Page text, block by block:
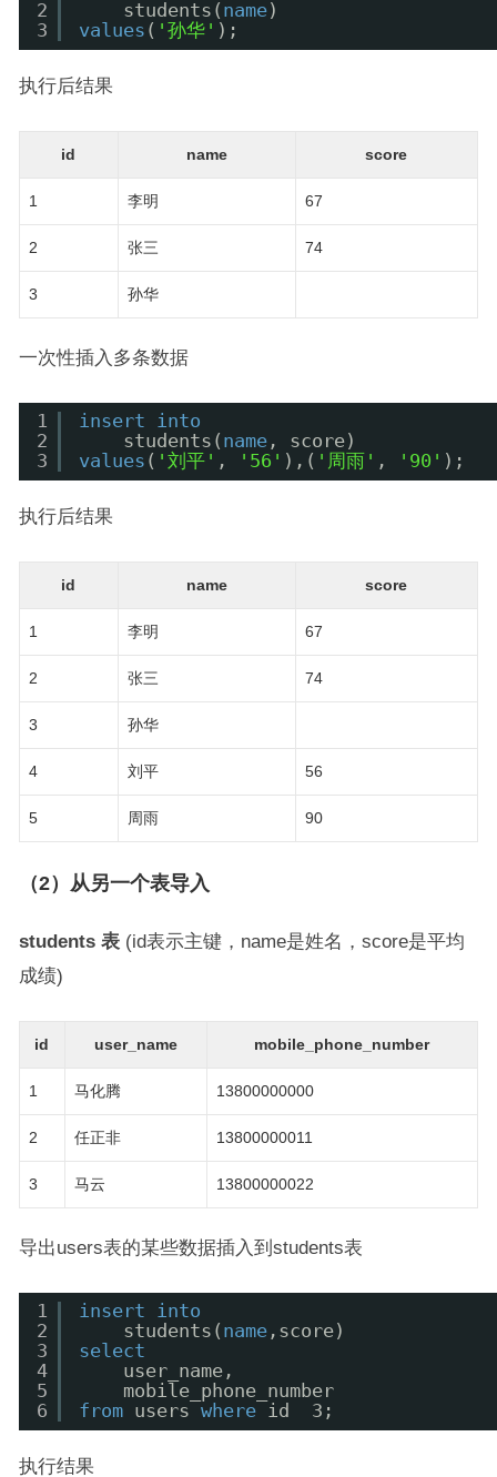
2
3
students( name)
values ( '孙华' );
执行后结果
id name score
1 李明 67
2 张三 74
3 孙华
一次性插入多条数据
1
2
3
insert
into
students( name , score)
values ( '刘平' , '56' ),( '周雨' , '90' );
执行后结果
id name score
1 李明 67
2 张三 74
3 孙华
4 刘平 56
5 周雨 90
（2）从另一个表导入
students 表(id表示主键，name是姓名，score是平均
成绩)
id user_name mobile_phone_number
1 马化腾 13800000000
2 任正非 13800000011
3 马云 13800000022
导出users表的某些数据插入到students表
1
2
3
4
5
6
insert
into
students( name ,score)
select
user_name,
mobile_phone_number
from users where id  3;
执行结果